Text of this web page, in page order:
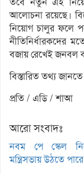
আলোচনা রয়েছে।
নিয়োগ চালুর ফলে
নীতিনির্ধারকদের
বজায় রেখেই জনবল
বিস্তারিত তথ্য
প্রতি / এডি / শাআ
আরো সংবাদঃ
নবম পে স্কেল
মন্ত্রিসভায় উঠতে পারে